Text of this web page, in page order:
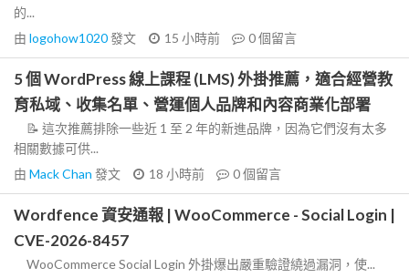
的...
由 logohow1020發文 15 小時前 0個留言
5 個 WordPress 線上課程 (LMS) 外掛推薦，適合經營教
育私域、收集名單、營運個人品牌和內容商業化部署
📝 這次推薦排除一些近 1 至 2 年的新進品牌，因為它們沒有太多
相關數據可供...
由 Mack Chan 發文 18 小時前 0個留言
Wordfence 資安通報 | WooCommerce - Social Login |
CVE-2026-8457
WooCommerce Social Login 外掛爆出嚴重驗證繞過漏洞，使...